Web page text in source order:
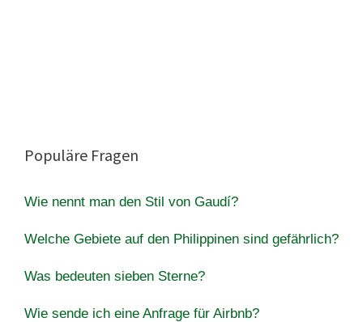
Populäre Fragen
Wie nennt man den Stil von Gaudí?
Welche Gebiete auf den Philippinen sind gefährlich?
Was bedeuten sieben Sterne?
Wie sende ich eine Anfrage für Airbnb?